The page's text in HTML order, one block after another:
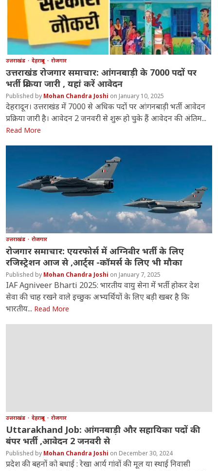
उत्तराखंड देहरादून रोजगार
उत्तराखंड रोजगार समाचार: आंगनबाड़ी के 7000 पदों पर
भर्ती प्रक्रिया जारी , यहां करें आवेदन
Mohan Chandra Joshi January 10, 2025
देहरादून। उत्तराखंड में 7000 से अधिक पदों पर आंगनबाड़ी भर्ती आवेदन
प्रक्रिया जारी है। आवेदन 2 जनवरी से शुरू हो चुके हैं आवेदन की अंतिम...
Read More
उत्तराखंड रोजगार
रोजगार समाचार: एयरफोर्स में अग्निवीर भर्ती के लिए
रजिस्ट्रेशन आज से ,आर्ट्स -कॉमर्स के लिए भी मौका
Mohan Chandra Joshi January 7, 2025
IAF Agniveer Bharti 2025: भारतीय वायु सेना में भर्ती होकर देश
सेवा की चाह रखने वाले इच्छुक अभ्यर्थियों के लिए बड़ी खबर है कि
भारतीय... Read More
उत्तराखंड देहरादून रोजगार
Uttarakhand Job: आंगनबाड़ी और सहायिका पदों की
बंपर भर्ती ,आवेदन 2 जनवरी से
Mohan Chandra Joshi December 30, 2024
प्रदेश की बहनों को बधाई : रेखा आर्य गांवों की मूल या स्थाई निवासी